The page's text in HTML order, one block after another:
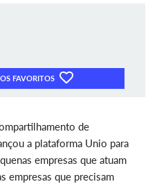
FAVORITOS
de
a plataforma Unio para
empresas que atuam
empresas que precisam